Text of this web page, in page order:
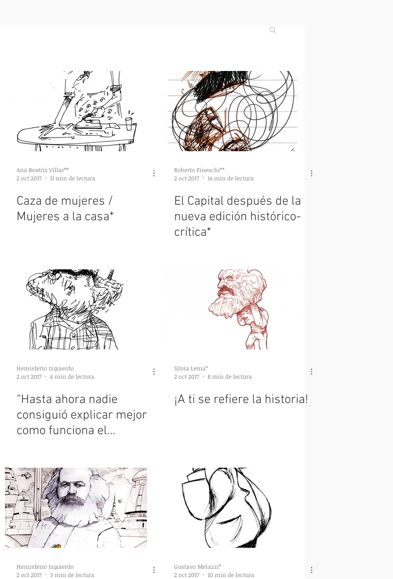
Ana Beatriz Villar**
2 oct 2017
11 min de lectura
Caza de mujeres /
Mujeres a la casa*
Roberto Fineschi**
2 oct 2017
14 min de lectura
El Capital después de la
nueva edición histórico-
crítica*
Hemisferio Izquierdo
2 oct 2017
6 min de lectura
“Hasta ahora nadie
consiguió explicar mejor
como funciona el
Silvia Lema*
2 oct 2017
8 min de lectura
¡A ti se refiere la historia!
Hemisferio Izquierdo
2 oct 2017
3 min de lectura
Gustavo Melazzi*
2 oct 2017
10 min de lectura